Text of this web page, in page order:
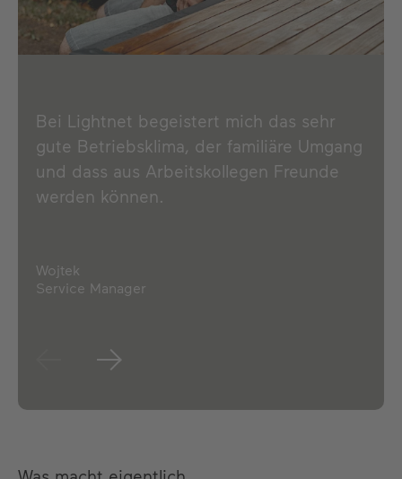
Bei Lightnet begeistert mich das sehr
gute Betriebsklima, der familiäre Umgang
und dass aus Arbeitskollegen Freunde
werden können.
Wojtek
Service Manager